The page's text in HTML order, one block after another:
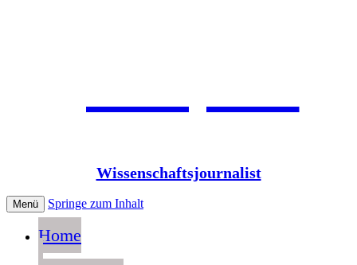
Jean Pütz
Wissenschaftsjournalist
Menü Springe zum Inhalt
Home